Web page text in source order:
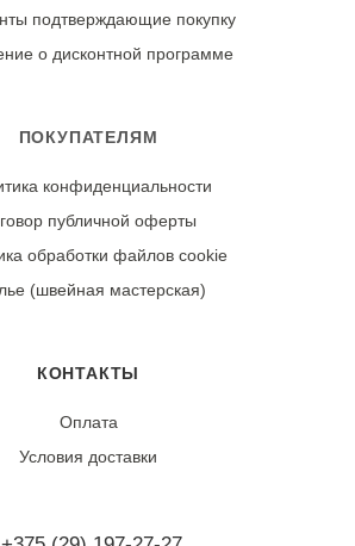
подтверждающие покупку
о дисконтной программе
ПОКУПАТЕЛЯМ
конфиденциальности
публичной оферты
обработки файлов cookie
(швейная мастерская)
КОНТАКТЫ
Оплата
Условия доставки